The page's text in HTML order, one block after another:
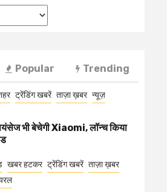
Popular Trending
ट्रेंडिंग खबरें ताज़ा ख़बर न्यूज़
भी बेचेगी Xiaomi, लॉन्च किया
खबर हटकर ट्रेंडिंग खबरें ताज़ा ख़बर